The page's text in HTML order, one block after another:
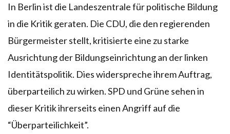
In Berlin ist die Landeszentrale für politische Bildung
in die Kritik geraten. Die CDU, die den regierenden
Bürgermeister stellt, kritisierte eine zu starke
Ausrichtung der Bildungseinrichtung an der linken
Identitätspolitik. Dies widerspreche ihrem Auftrag,
überparteilich zu wirken. SPD und Grüne sehen in
dieser Kritik ihrerseits einen Angriff auf die
“Überparteilichkeit”.